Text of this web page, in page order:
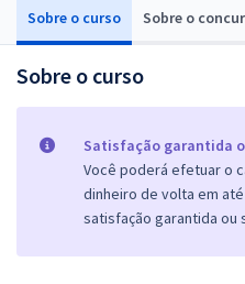
Sobre o curso Sobre o
Sobre o curso
Satisfação garantida
Você poderá efetuar o
dinheiro de volta em até
satisfação garantida ou